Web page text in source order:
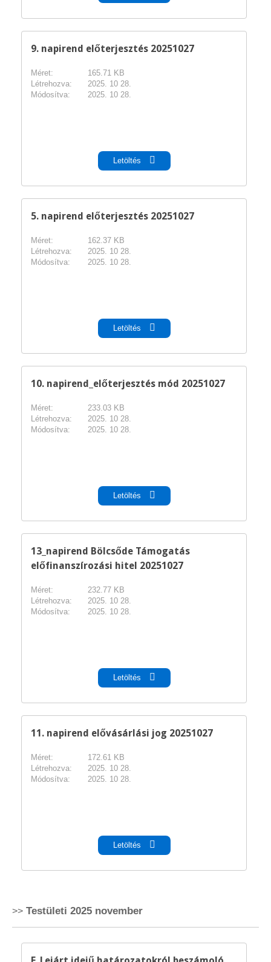
9. napirend előterjesztés 20251027
Méret:
165.71 KB
Létrehozva:
2025. 10 28.
Módosítva:
2025. 10 28.
Letöltés
5. napirend előterjesztés 20251027
Méret:
162.37 KB
Létrehozva:
2025. 10 28.
Módosítva:
2025. 10 28.
Letöltés
10. napirend_előterjesztés mód 20251027
Méret:
233.03 KB
Létrehozva:
2025. 10 28.
Módosítva:
2025. 10 28.
Letöltés
13_napirend Bölcsőde Támogatás
előfinanszírozási hitel 20251027
Méret:
232.77 KB
Létrehozva:
2025. 10 28.
Módosítva:
2025. 10 28.
Letöltés
11. napirend elővásárlási jog 20251027
Méret:
172.61 KB
Létrehozva:
2025. 10 28.
Módosítva:
2025. 10 28.
Letöltés
Testületi 2025 november